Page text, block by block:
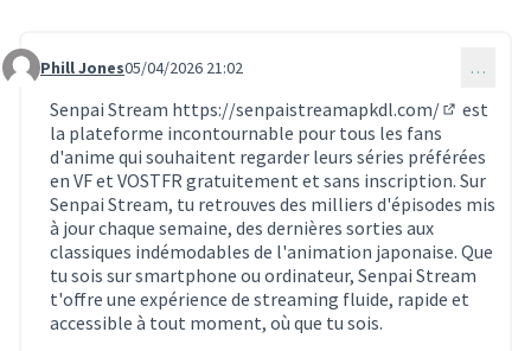
Commentaire 2236
Phill Jones05/04/2026 21:02 …
Senpai Stream https://senpaistreamapkdl.com/
est
la plateforme incontournable pour tous les fans
d'anime qui souhaitent regarder leurs séries préférées
en VF et VOSTFR gratuitement et sans inscription. Sur
Senpai Stream, tu retrouves des milliers d'épisodes mis
à jour chaque semaine, des dernières sorties aux
classiques indémodables de l'animation japonaise. Que
tu sois sur smartphone ou ordinateur, Senpai Stream
t'offre une expérience de streaming fluide, rapide et
accessible à tout moment, où que tu sois.